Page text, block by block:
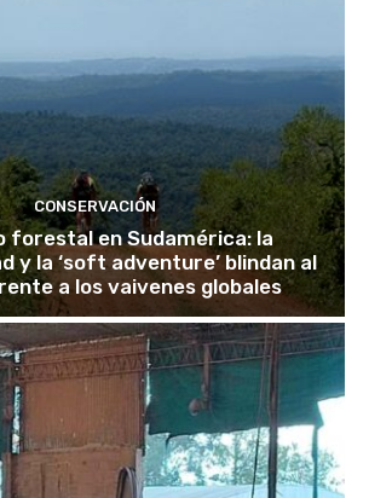
CONSERVACIÓN
forestal en Sudamérica: la
y la ‘soft adventure’ blindan al
a los vaivenes globales